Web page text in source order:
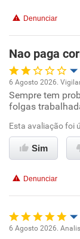
Denunciar
Nao paga
Oportunidade
Ambiente de
Conciliação
Não
Não
6 Agosto 2026.
Sempre tem
folgas
Esta avaliação foi
Sim
Denunciar
6 Agosto 2026.